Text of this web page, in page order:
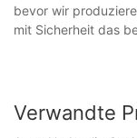
bevor wir
mit Sicherheit das
Verwandte